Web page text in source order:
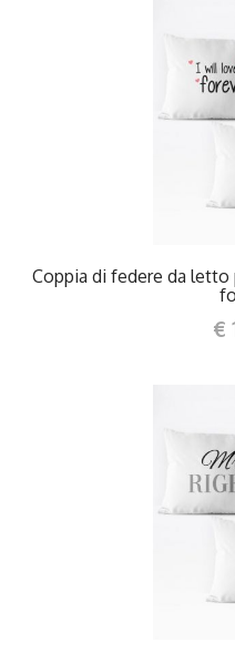
Coppia di federe da
€